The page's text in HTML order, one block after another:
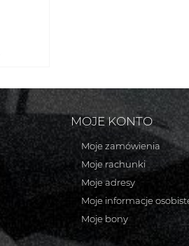
MOJE KONTO
Moje zamówienia
Moje rachunki
Moje adresy
Moje informacje
Moje bony